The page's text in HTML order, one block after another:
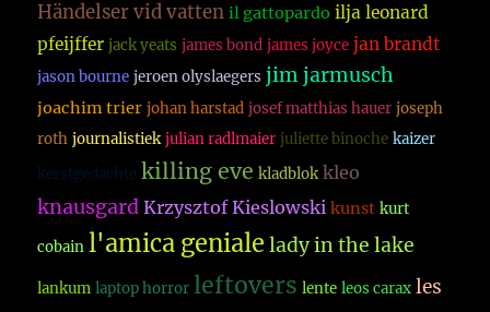
Händelser vid vatten il gattopardo ilja leonard
pfeijffer jack yeats james bond james joyce jan brandt
jason bourne jeroen olyslaegers jim jarmusch
joachim trier johan harstad josef matthias hauer joseph
roth journalistiek julian radlmaier juliette binoche kaizer
kerstgedachte killing eve kladblok kleo
knausgard Krzysztof Kieslowski kunst kurt
cobain l'amica geniale lady in the lake
lankum laptop horror leftovers lente leos carax les